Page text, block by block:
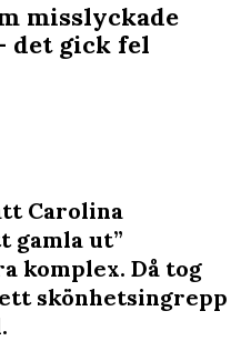
misslyckade
det gick fel
Carolina
gamla ut”
komplex. Då tog
skönhetsingrepp